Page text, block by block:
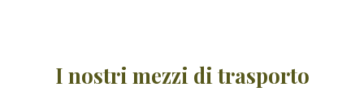
I nostri mezzi di trasporto